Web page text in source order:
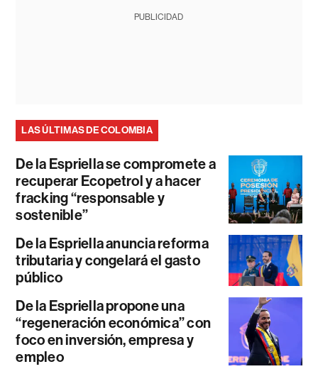
PUBLICIDAD
LAS ÚLTIMAS DE COLOMBIA
De la Espriella se compromete a
recuperar Ecopetrol y a hacer
fracking “responsable y
sostenible”
De la Espriella anuncia reforma
tributaria y congelará el gasto
público
De la Espriella propone una
“regeneración económica” con
foco en inversión, empresa y
empleo